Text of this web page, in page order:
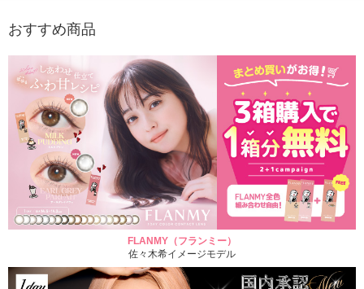
おすすめ商品
FLANMY（フランミー）
佐々木希イメージモデル